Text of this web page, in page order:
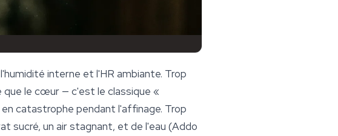
interne et l'HR ambiante. Trop
que le cœur — c'est le classique «
catastrophe pendant l'affinage. Trop
sucré, un air stagnant, et de l'eau (Addo